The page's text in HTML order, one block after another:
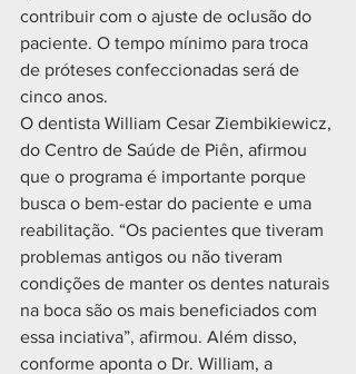
contribuir com o ajuste de oclusão do
paciente. O tempo mínimo para troca
de próteses confeccionadas será de
cinco anos.
O dentista William Cesar Ziembikiewicz,
do Centro de Saúde de Piên, afirmou
que o programa é importante porque
busca o bem-estar do paciente e uma
reabilitação. “Os pacientes que tiveram
problemas antigos ou não tiveram
condições de manter os dentes naturais
na boca são os mais beneficiados com
essa inciativa”, afirmou. Além disso,
conforme aponta o Dr. William, a